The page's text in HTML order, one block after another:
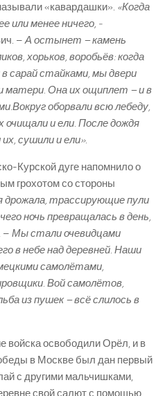
«кавардашки». «Когда
или менее ничего, ­
–А остынет – камень
хорьков, воробьёв: когда
сарай стайками, мы двери
матери. Она их ощиплет – и в
оборвали всю лебеду,
очищали и ели. После дождя
сушили и ели».
­Курской дуге напомнило о
грохотом со стороны
дрожала, трассирующие пули
ночь превращалась в день,
– Мы стали очевидцами
в небе над деревней. Наши
самолётами,
Вой самолётов,
из пушек – всё слилось в
войска освободили Орёл, и в
в Москве был дан первый
с другими мальчишками,
свой салют­ с помощью